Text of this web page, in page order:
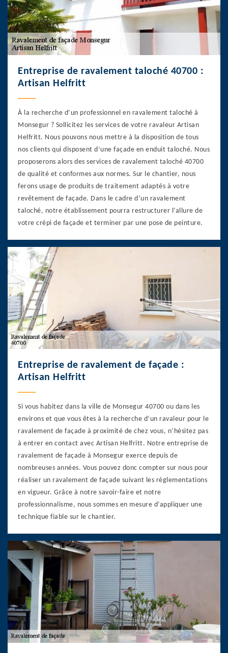
Entreprise de ravalement taloché 40700 :
Artisan Helfritt
À la recherche d’un professionnel en ravalement taloché à
Monsegur ? Sollicitez les services de votre ravaleur Artisan
Helfritt. Nous pouvons nous mettre à la disposition de tous
nos clients qui disposent d’une façade en enduit taloché. Nous
proposerons alors des services de ravalement taloché 40700
de qualité et conformes aux normes. Sur le chantier, nous
ferons usage de produits de traitement adaptés à votre
revêtement de façade. Dans le cadre d’un ravalement
taloché, notre établissement pourra restructurer l’allure de
votre crépi de façade et terminer par une pose de peinture.
Entreprise de ravalement de façade :
Artisan Helfritt
Si vous habitez dans la ville de Monsegur 40700 ou dans les
environs et que vous êtes à la recherche d’un ravaleur pour le
ravalement de façade à proximité de chez vous, n’hésitez pas
à entrer en contact avec Artisan Helfritt. Notre entreprise de
ravalement de façade à Monsegur exerce depuis de
nombreuses années. Vous pouvez donc compter sur nous pour
réaliser un ravalement de façade suivant les réglementations
en vigueur. Grâce à notre savoir-faire et notre
professionnalisme, nous sommes en mesure d’appliquer une
technique fiable sur le chantier.